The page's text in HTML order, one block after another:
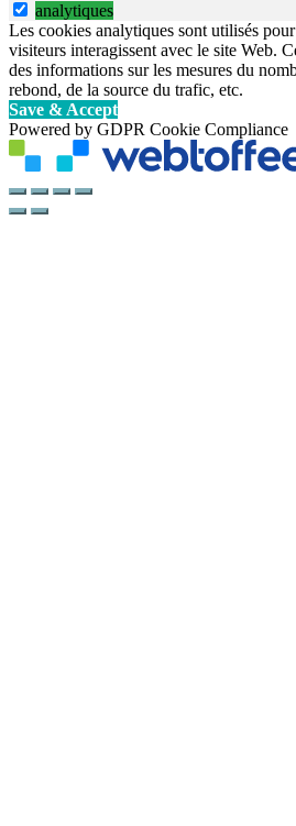
analytiques
Les cookies analytiques sont utilisés
visiteurs interagissent avec le site Web.
des informations sur les mesures du
rebond, de la source du trafic, etc.
Save & Accept
Powered by GDPR Cookie Compliance